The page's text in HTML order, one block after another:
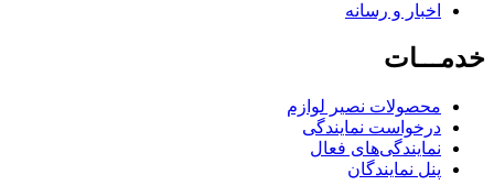
اخبار و رسانه
خدمـــات
محصولات نصیر لوازم
درخواست نمایندگی
نمایندگی‌های فعال
پنل نمایندگان